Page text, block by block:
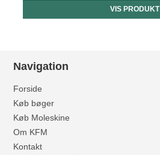
VIS PRODUKT
Navigation
Forside
Køb bøger
Køb Moleskine
Om KFM
Kontakt